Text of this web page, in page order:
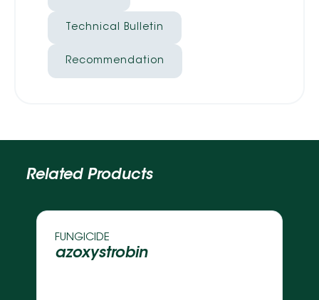
Technical Bulletin
Recommendation
Related Products
FUNGICIDE
azoxystrobin